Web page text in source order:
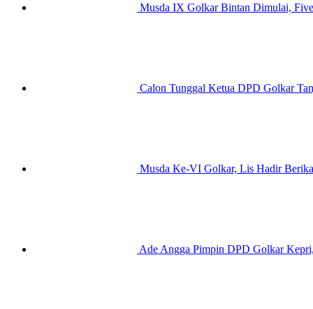
Musda IX Golkar Bintan Dimulai,
Calon Tunggal Ketua DPD Golkar
Musda Ke-VI Golkar, Lis Hadir
Ade Angga Pimpin DPD Golkar